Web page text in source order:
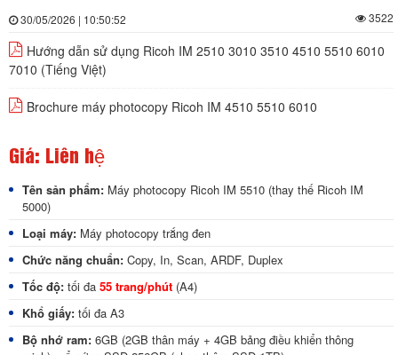
30/05/2026 | 10:50:52 3522
Hướng dẫn sử dụng Ricoh IM 2510 3010 3510 4510 5510 6010
7010 (Tiếng Việt)
Brochure máy photocopy Ricoh IM 4510 5510 6010
Giá: Liên hệ
Tên sản phẩm: Máy photocopy Ricoh IM 5510 (thay thế Ricoh IM
5000)
Loại máy: Máy photocopy trắng đen
Chức năng chuẩn: Copy, In, Scan, ARDF, Duplex
Tốc độ: tối đa 55 trang/phút (A4)
Khổ giấy: tối đa A3
Bộ nhớ ram: 6GB (2GB thân máy + 4GB bảng điều khiển thông